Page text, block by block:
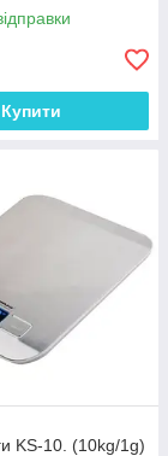
Купити
KS-10. (10kg/1g)